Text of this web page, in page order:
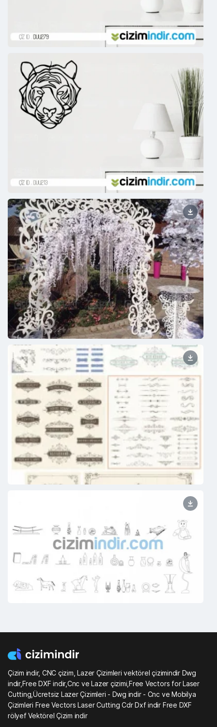
Çizim indir, CNC çizim, Lazer Çizimleri vektörel çizimindir Dwg
indir,Free DXF indir,Cnc ve Lazer çizimi,Free Vectors for Laser
Cutting,Ücretsiz Lazer Çizimleri - Dwg indir - Cnc ve Mobilya
Çizimleri Free Vectors Laser Cutting Cdr Dxf indir Free DXF
rölyef Vektörel Çizim indir